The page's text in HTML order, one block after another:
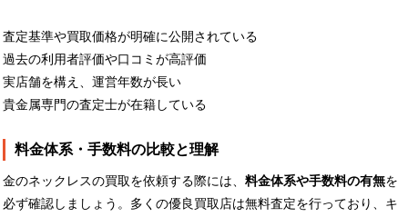
査定基準や買取価格が明確に公開されている
過去の利用者評価や口コミが高評価
実店舗を構え、運営年数が長い
貴金属専門の査定士が在籍している
料金体系・手数料の比較と理解
金のネックレスの買取を依頼する際には、 料金体系や手数料の有無を
必ず確認しましょう。多くの優良買取店は無料査定を行っており、キ